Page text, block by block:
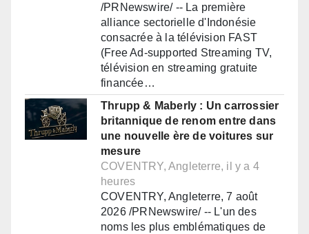
/PRNewswire/ -- La première
alliance sectorielle d'Indonésie
consacrée à la télévision FAST
(Free Ad-supported Streaming TV,
télévision en streaming gratuite
financée…
Thrupp & Maberly : Un carrossier
britannique de renom entre dans
une nouvelle ère de voitures sur
mesure
COVENTRY, Angleterre, il y a 4
heures
COVENTRY, Angleterre, 7 août
2026 /PRNewswire/ -- L'un des
noms les plus emblématiques de